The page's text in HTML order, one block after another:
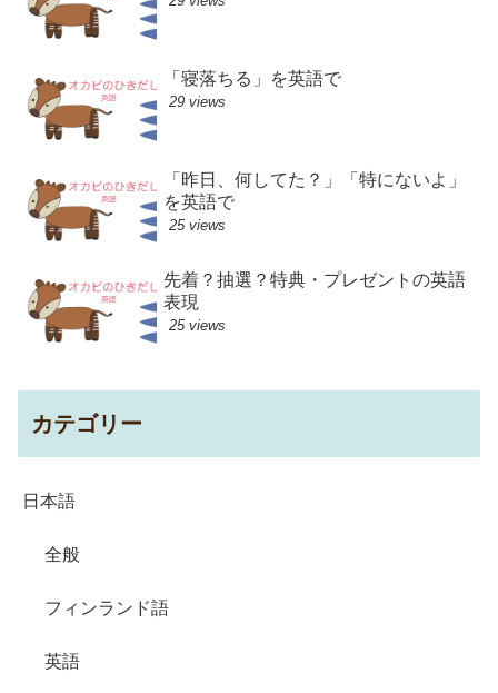
「寝落ちる」を英語で
29 views
「昨日、何してた？」「特にないよ」
を英語で
25 views
先着？抽選？特典・プレゼントの英語
表現
25 views
カテゴリー
日本語
全般
フィンランド語
英語